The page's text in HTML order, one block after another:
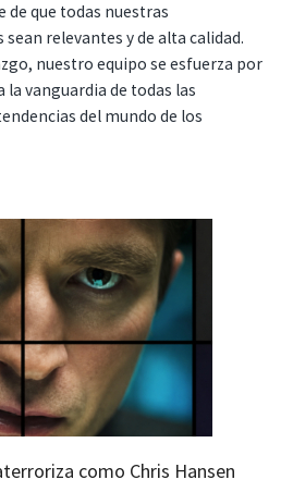
de que todas nuestras
relevantes y de alta calidad.
nuestro equipo se esfuerza por
la vanguardia de todas las
del mundo de los
como Chris Hansen